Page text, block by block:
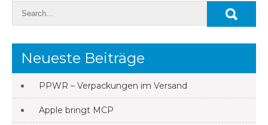
Neueste Beiträge
PPWR – Verpackungen im Versand
Apple bringt MCP